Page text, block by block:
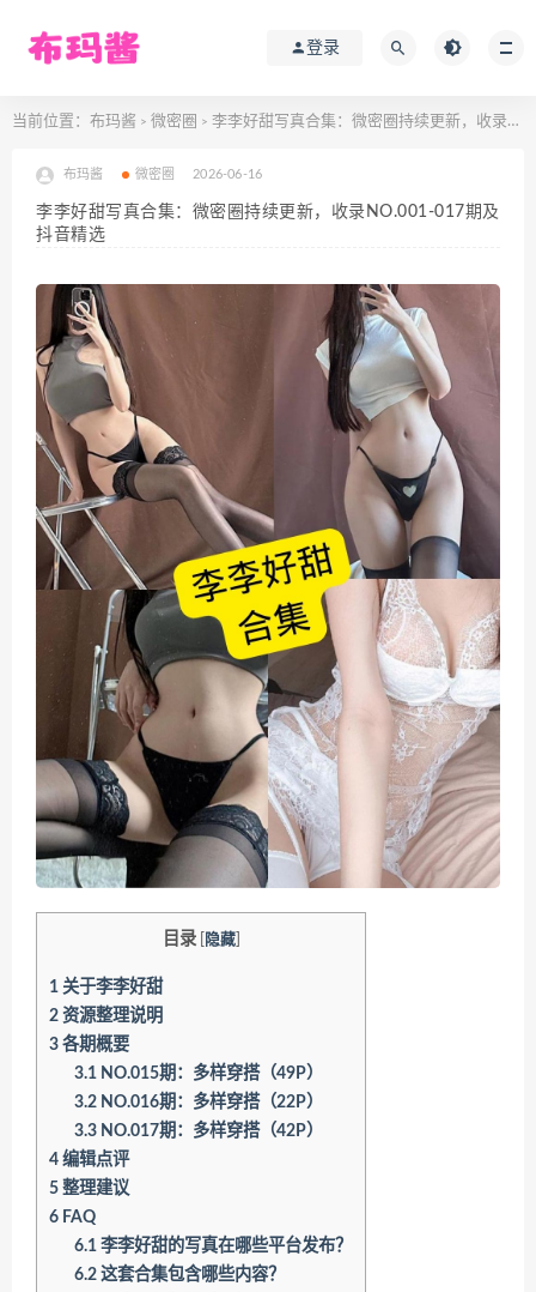
登录
当前位置： 布玛酱 > 微密圈 > 李李好甜写真合集：微密圈持续更新，收录NO.001-017期及抖音精选
布玛酱 微密圈 2026-06-16
李李好甜写真合集：微密圈持续更新，收录NO.001-017期及
抖音精选
目录 隐藏]
1 关于李李好甜
2 资源整理说明
3 各期概要
3.1 NO.015期：多样穿搭（49P）
3.2 NO.016期：多样穿搭（22P）
3.3 NO.017期：多样穿搭（42P）
4 编辑点评
5 整理建议
6 FAQ
6.1 李李好甜的写真在哪些平台发布？
6.2 这套合集包含哪些内容？